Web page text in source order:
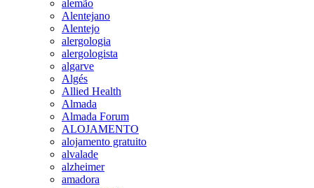
alemão
Alentejano
Alentejo
alergologia
alergologista
algarve
Algés
Allied Health
Almada
Almada Forum
ALOJAMENTO
alojamento gratuito
alvalade
alzheimer
amadora